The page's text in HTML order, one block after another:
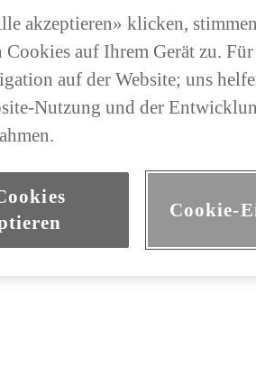
akzeptieren» klicken,
auf Ihrem Gerät zu. Für
auf der Website; uns
Nutzung und der
Cookie-